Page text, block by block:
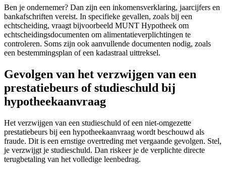
Ben je ondernemer? Dan zijn een inkomensverklaring, jaarcijfers en
bankafschriften vereist. In specifieke gevallen, zoals bij een
echtscheiding, vraagt bijvoorbeeld MUNT Hypotheek om
echtscheidingsdocumenten om alimentatieverplichtingen te
controleren. Soms zijn ook aanvullende documenten nodig, zoals
een bestemmingsplan of een kadastraal uittreksel.
Gevolgen van het verzwijgen van een
prestatiebeurs of studieschuld bij
hypotheekaanvraag
Het verzwijgen van een studieschuld of een niet-omgezette
prestatiebeurs bij een hypotheekaanvraag wordt beschouwd als
fraude. Dit is een ernstige overtreding met vergaande gevolgen. Stel,
je verzwijgt je studieschuld. Dan riskeer je de verplichte directe
terugbetaling van het volledige leenbedrag.